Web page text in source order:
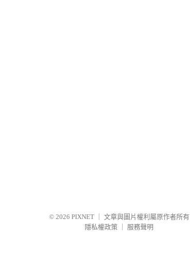
© 2026 PIXNET
文章與圖片權利屬原作者所有
隱私權政策
服務聲明